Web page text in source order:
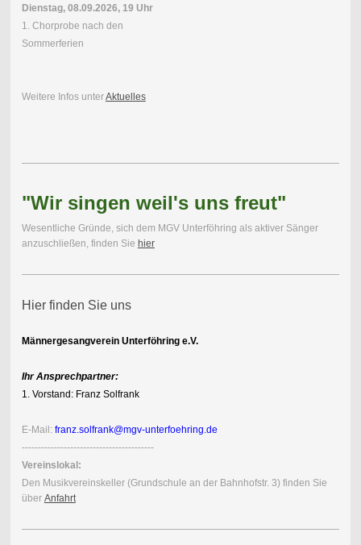
Dienstag, 08.09.2026, 19 Uhr
1. Chorprobe nach den
Sommerferien
Weitere Infos unterAktuelles
"Wir singen weil's uns freut"
Wesentliche Gründe, sich dem MGV Unterföhring als aktiver Sänger
anzuschließen, finden Sie hier
Hier finden Sie uns
Männergesangverein Unterföhring e.V.
Ihr Ansprechpartner:
1. Vorstand: Franz Solfrank
E-Mail: franz.solfrank@mgv-unterfoehring.de
-----------------------------------------
Vereinslokal:
Den Musikvereinskeller (Grundschule an der Bahnhofstr. 3) finden Sie
über Anfahrt